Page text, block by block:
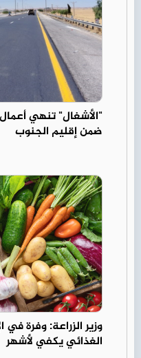
"الأشغال" تنهي
ضمن إقليم الجنوب
وزير الزراعة: وفرة في
الغذائي يكفي لأشهر